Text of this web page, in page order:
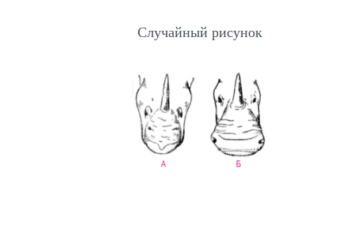
Случайный рисунок